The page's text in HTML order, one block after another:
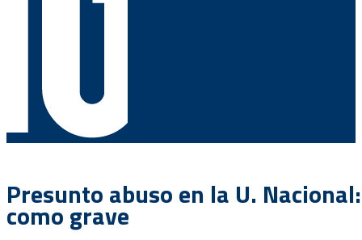
Presunto abuso en la U.
como grave